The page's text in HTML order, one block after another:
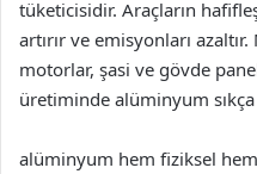
tüketicisidir. Araçların
artırır ve emisyonları
motorlar, şasi ve gövde
üretiminde alüminyum sıkça
alüminyum hem fiziksel